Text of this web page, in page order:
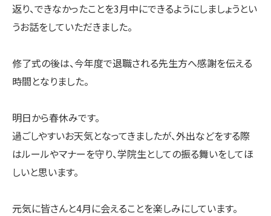
返り、できなかったことを3月中にできるようにしましょうとい
うお話をしていただきました。
修了式の後は、今年度で退職される先生方へ感謝を伝える
時間となりました。
明日から春休みです。
過ごしやすいお天気となってきましたが、外出などをする際
はルールやマナーを守り、学院生としての振る舞いをしてほ
しいと思います。
元気に皆さんと4月に会えることを楽しみにしています。